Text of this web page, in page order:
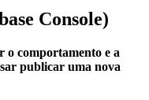
Console)
o comportamento e a
publicar uma nova